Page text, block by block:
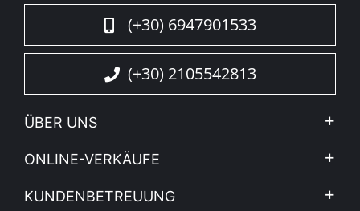
(+30) 6947901533
(+30) 2105542813
ÜBER UNS
Firma
Sehen Sie unsere Nachrichten
ONLINE-VERKÄUFE
Mein Konto
KUNDENBETREUUNG